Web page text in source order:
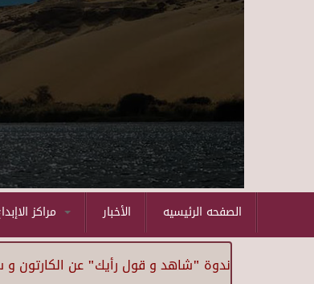
الأخبار الصفحه الرئيسيه
ندوة "شاهد و قول رأيك" عن الكارتون و